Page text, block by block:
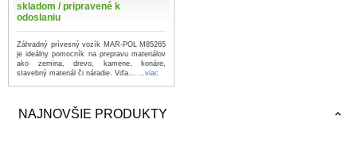
skladom / pripravené k
odoslaniu
Záhradný prívesný vozík MAR-POL M85265
je ideálny pomocník na prepravu materiálov
ako zemina, drevo, kamene, konáre,
stavebný materiál či náradie. Vďa... ...viac
NAJNOVŠIE PRODUKTY